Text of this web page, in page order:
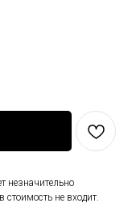
незначительно
стоимость не входит.